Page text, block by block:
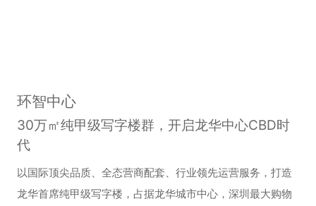
环智中心
30万㎡纯甲级写字楼群，开启龙华中心CBD时
代
以国际顶尖品质、全态营商配套、行业领先运营服务，打造
龙华首席纯甲级写字楼，占据龙华城市中心，深圳最大购物